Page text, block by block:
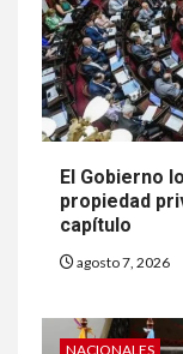
El Gobierno
propiedad
capítulo
agosto 7, 2026
NACIONALES